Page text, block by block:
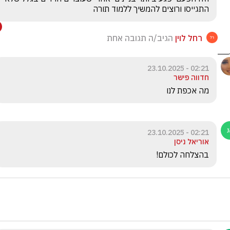
התגייסו ורוצים להמשיך ללמוד תורה
רחל לוין הגיב/ה תגובה אחת
02:21 - 23.10.2025
חדווה פישר
מה אכפת לנו
02:21 - 23.10.2025
אוריאל ניסן
בהצלחה לכולם!